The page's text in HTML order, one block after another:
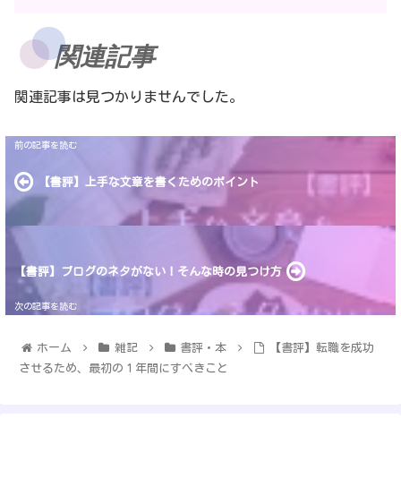
関連記事
関連記事は見つかりませんでした。
【書評】上手な文章を書くためのポイント
【書評】ブログのネタがない！そんな時の見つけ方
ホーム 雑記 書評・本
【書評】転職を成功
させるため、最初の１年間にすべきこと